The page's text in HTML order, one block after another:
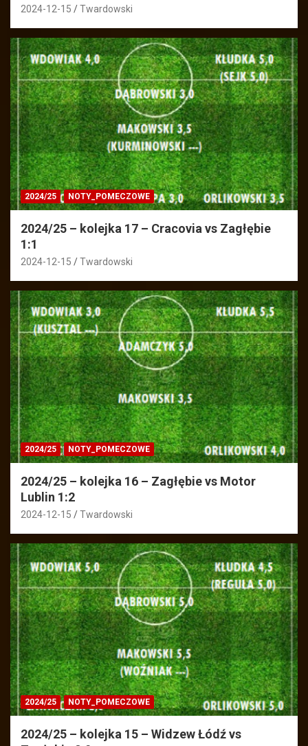
2024-12-15 Twardowski
2024/25 NOTY_POMECZOWE
2024/25 – kolejka 17 – Cracovia vs Zagłębie
1:1
2024-12-15 Twardowski
2024/25 NOTY_POMECZOWE
2024/25 – kolejka 16 – Zagłębie vs Motor
Lublin 1:2
2024-12-15 Twardowski
2024/25 NOTY_POMECZOWE
2024/25 – kolejka 15 – Widzew Łódź vs